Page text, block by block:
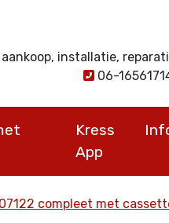
aankoop, installatie,
06-
Kress
App
compleet met